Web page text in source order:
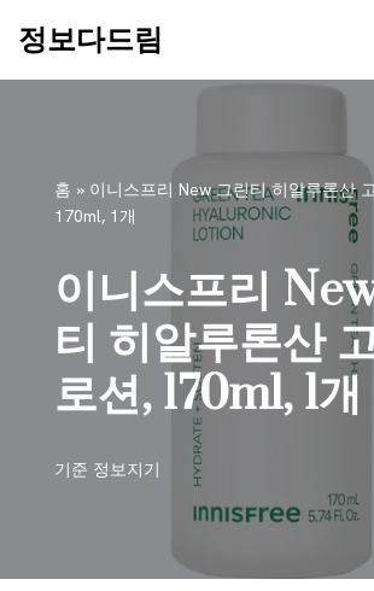
정보다드림
홈 » 이니스프리 New 그린티 히알루론산
170ml, 1개
이니스프리
티 히알루론산
로션, 170ml, 1개
기준 정보지기